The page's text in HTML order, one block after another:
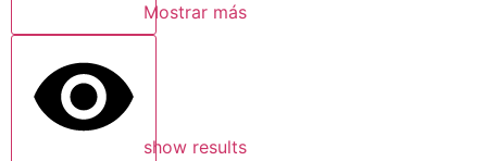
Mostrar más
show results